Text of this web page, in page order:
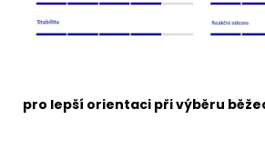
pro lepší orientaci při výběru